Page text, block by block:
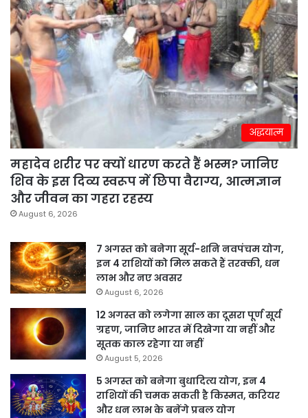
अद्धयात्म
महादेव शरीर पर क्यों धारण करते हैं भस्म? जानिए
शिव के इस दिव्य स्वरूप में छिपा वैराग्य, आत्मज्ञान
और जीवन का गहरा रहस्य
August 6, 2026
7 अगस्त को बनेगा सूर्य-शनि नवपंचम योग,
इन 4 राशियों को मिल सकते हैं तरक्की, धन
लाभ और नए अवसर
August 6, 2026
12 अगस्त को लगेगा साल का दूसरा पूर्ण सूर्य
ग्रहण, जानिए भारत में दिखेगा या नहीं और
सूतक काल रहेगा या नहीं
August 5, 2026
5 अगस्त को बनेगा बुधादित्य योग, इन 4
राशियों की चमक सकती है किस्मत, करियर
और धन लाभ के बनेंगे प्रबल योग